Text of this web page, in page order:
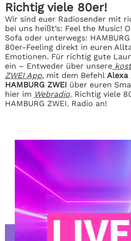
Richtig viele 80er!
Wir sind euer Radiosender mit
bei uns heißt’s: Feel the Music!
Sofa oder unterwegs:
80er-Feeling direkt in euren
Emotionen. Für richtig gute
ein – Entweder über unsere
ZWEI App, mit dem Befehl Alexa
HAMBURG ZWEI über euren
hier im Webradio. Richtig viele
HAMBURG ZWEI. Radio an!